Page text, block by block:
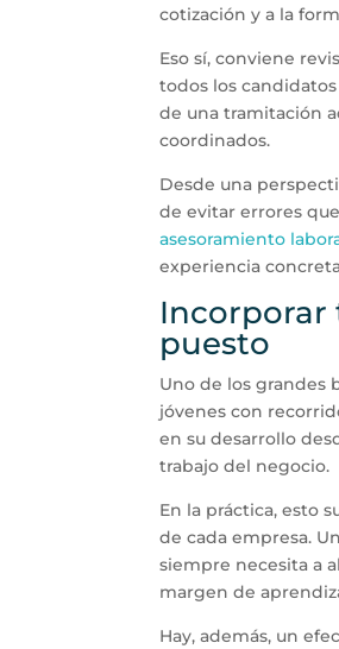
cotización y a la
Eso sí, conviene
todos los
de una tramitación
coordinados.
Desde una
de evitar errores
asesoramiento
experiencia
Incorporar
puesto
Uno de los grandes
jóvenes con
en su desarrollo
trabajo del negocio.
En la práctica, esto
de cada empresa.
siempre necesita a
margen de
Hay, además, un